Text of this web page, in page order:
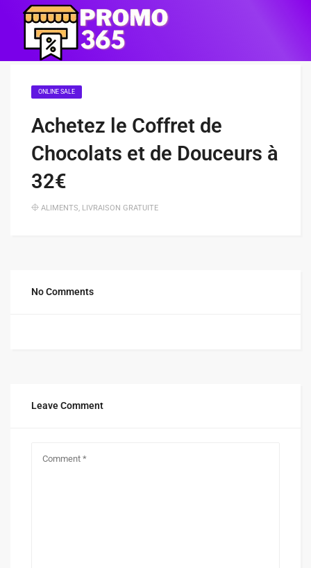
ONLINE SALE
Achetez le Coffret de
Chocolats et de Douceurs à
32€
ALIMENTS, LIVRAISON GRATUITE
No Comments
Leave Comment